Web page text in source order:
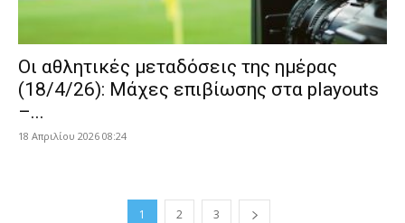
Οι αθλητικές μεταδόσεις της ημέρας
(18/4/26): Μάχες επιβίωσης στα playouts
–...
18 Απριλίου 2026 08:24
1 2 3